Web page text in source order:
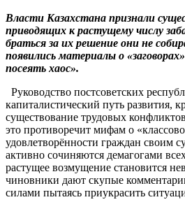
Власти Казахстана признали
приводящих к растущему числу
браться за их решение они не
появились материалы о
посеять хаос».
Руководство постсоветских
капиталистический путь развития,
существование трудовых
это противоречит мифам о
удовлетворённости граждан своим
активно сочиняются демагогами
растущее возмущение становится
чиновники дают скупые
силами пытаясь приукрасить